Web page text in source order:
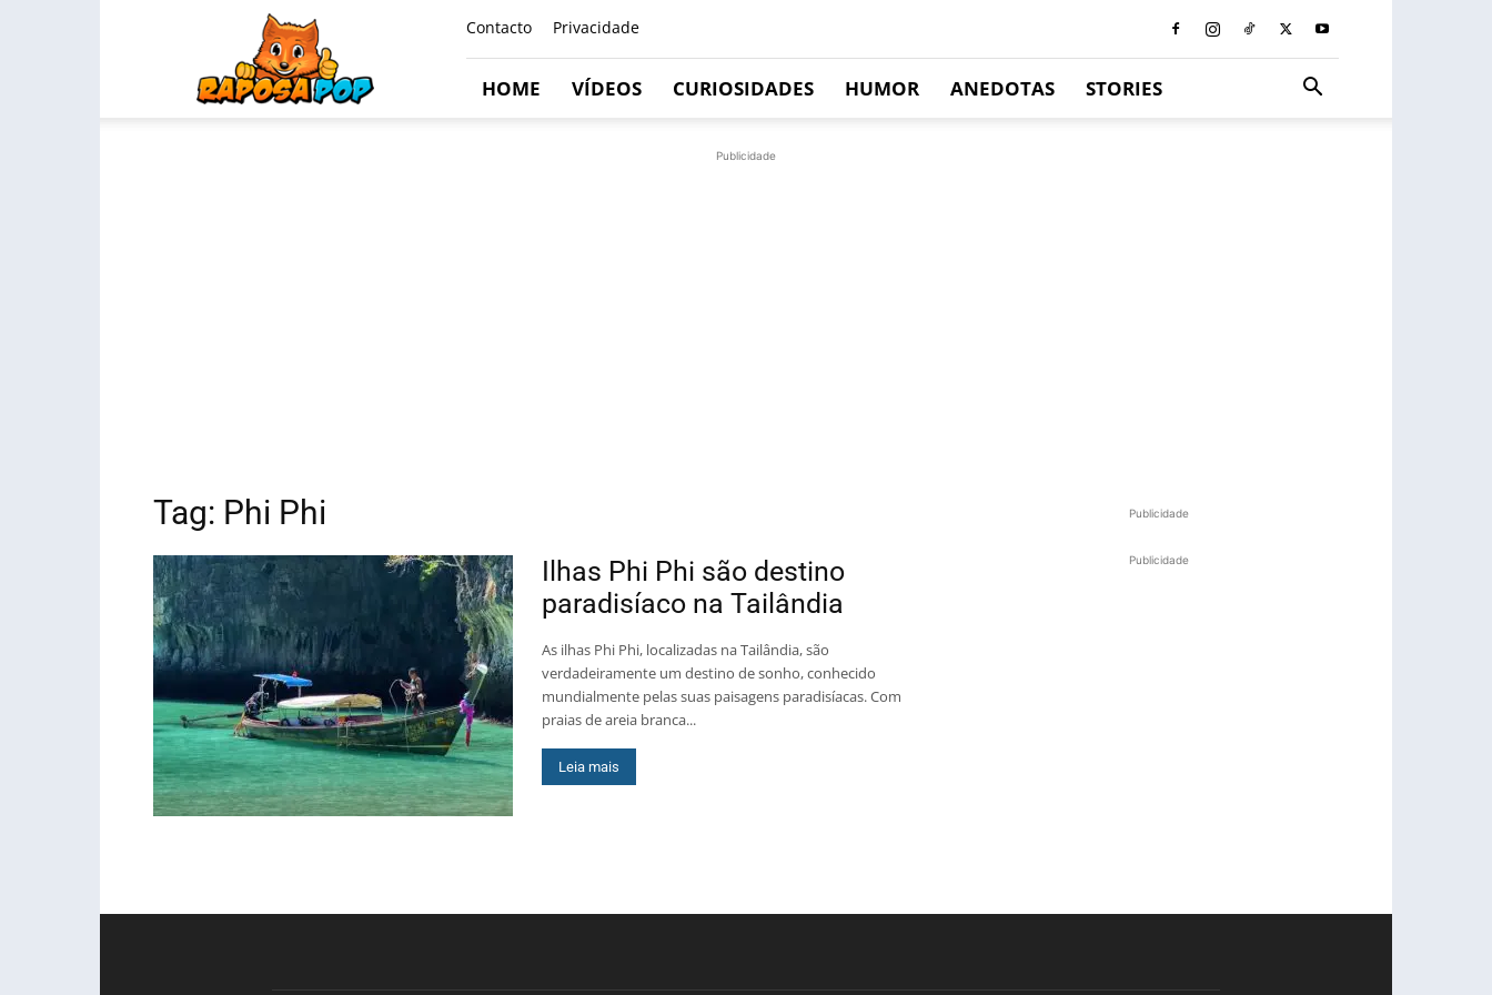
Contacto Privacidade
HOME VÍDEOS CURIOSIDADES HUMOR ANEDOTAS STORIES
Publicidade
Tag: Phi Phi
Ilhas Phi Phi são destino
paradisíaco na Tailândia
As ilhas Phi Phi, localizadas na Tailândia, são
verdadeiramente um destino de sonho, conhecido
mundialmente pelas suas paisagens paradisíacas. Com
praias de areia branca...
Leia mais
Publicidade
Publicidade